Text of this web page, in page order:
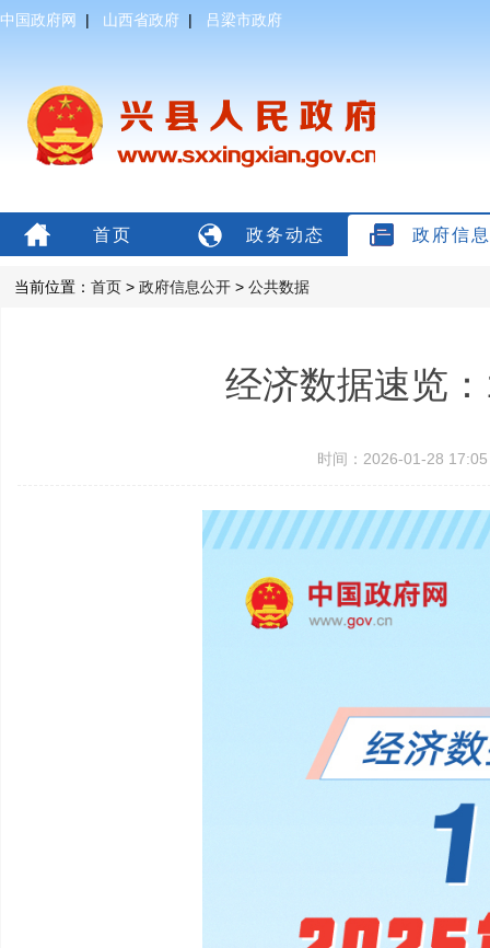
中国政府网 | 山西省政府 | 吕梁市政府
首页 政务动态 政府信
当前位置： 首页 > 政府信息公开 > 公共数据
经济数据速览
时间：2026-01-28